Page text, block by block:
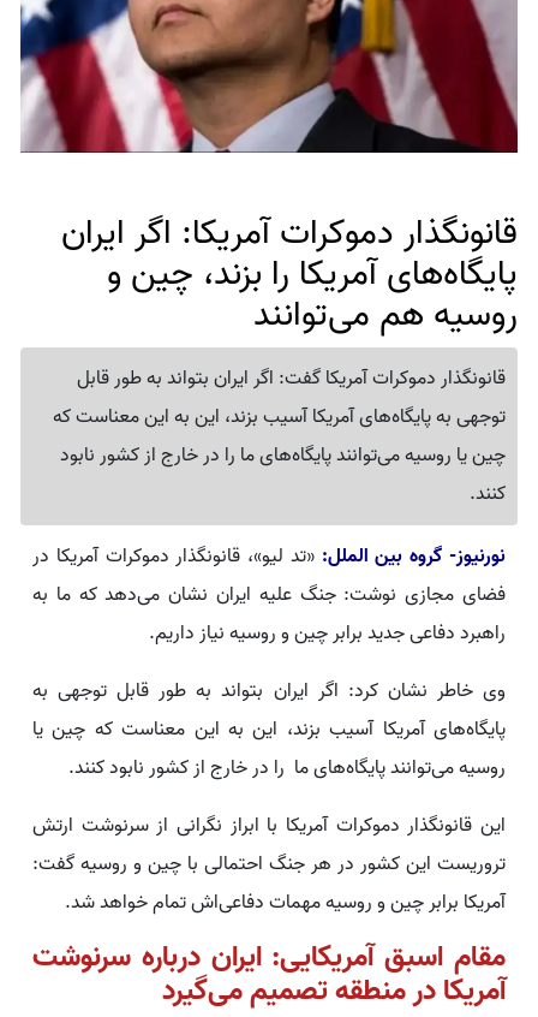
قانونگذار دموکرات آمریکا: اگر ایران
پایگاه‌های آمریکا را بزند، چین و
روسیه هم می‌توانند
قانونگذار دموکرات آمریکا گفت: اگر ایران بتواند به طور قابل
توجهی به پایگاه‌های آمریکا آسیب بزند، این به این معناست که
چین یا روسیه می‌توانند پایگاه‌های ما را در خارج از کشور نابود
کنند.
نورنیوز- گروه بین الملل:«تد لیو»، قانونگذار دموکرات آمریکا در
فضای مجازی نوشت: جنگ علیه ایران نشان می‌دهد که ما به
راهبرد دفاعی جدید برابر چین و روسیه نیاز داریم.
وی خاطر نشان کرد: اگر ایران بتواند به طور قابل توجهی به
پایگاه‌های آمریکا آسیب بزند، این به این معناست که چین یا
روسیه می‌توانند پایگاه‌های ما را در خارج از کشور نابود کنند.
این قانونگذار دموکرات آمریکا با ابراز نگرانی از سرنوشت ارتش
تروریست این کشور در هر جنگ احتمالی با چین و روسیه گفت:
آمریکا برابر چین و روسیه مهمات دفاعی‌اش تمام خواهد شد.
مقام اسبق آمریکایی: ایران درباره سرنوشت
آمریکا در منطقه تصمیم می‌گیرد